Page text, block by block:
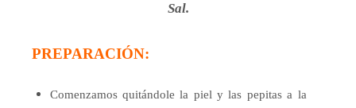
Sal.
PREPARACIÓN:
Comenzamos quitándole la piel y las pepitas a la